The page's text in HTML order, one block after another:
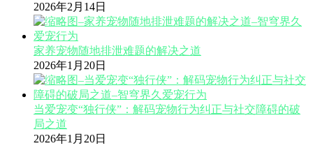
2026年2月14日
家养宠物随地排泄难题的解决之道
2026年1月20日
当爱宠变“独行侠”：解码宠物行为纠正与社交障碍的破
局之道
2026年1月20日